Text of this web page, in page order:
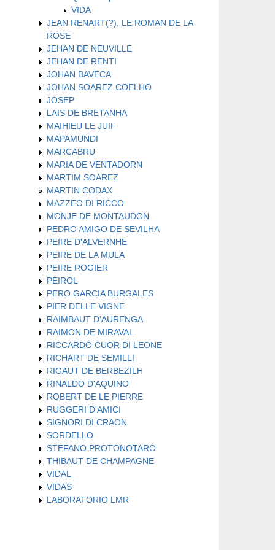
VIDA
JEAN RENART(?), LE ROMAN DE LA
ROSE
JEHAN DE NEUVILLE
JEHAN DE RENTI
JOHAN BAVECA
JOHAN SOAREZ COELHO
JOSEP
LAIS DE BRETANHA
MAIHIEU LE JUIF
MAPAMUNDI
MARCABRU
MARIA DE VENTADORN
MARTIM SOAREZ
MARTIN CODAX
MAZZEO DI RICCO
MONJE DE MONTAUDON
PEDRO AMIGO DE SEVILHA
PEIRE D'ALVERNHE
PEIRE DE LA MULA
PEIRE ROGIER
PEIROL
PERO GARCIA BURGALES
PIER DELLE VIGNE
RAIMBAUT D'AURENGA
RAIMON DE MIRAVAL
RICCARDO CUOR DI LEONE
RICHART DE SEMILLI
RIGAUT DE BERBEZILH
RINALDO D'AQUINO
ROBERT DE LE PIERRE
RUGGERI D'AMICI
SIGNORI DI CRAON
SORDELLO
STEFANO PROTONOTARO
THIBAUT DE CHAMPAGNE
VIDAL
VIDAS
LABORATORIO LMR